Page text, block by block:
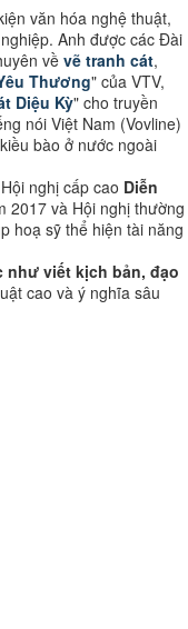
văn hóa nghệ thuật,
Anh được các Đài
về vẽ tranh cát,
Thương" của VTV,
Diệu Kỳ" cho truyền
nói Việt Nam (Vovline)
bào ở nước ngoài
nghị cấp cao Diễn
2017 và Hội nghị thường
hoạ sỹ thể hiện tài năng
như viết kịch bản, đạo
cao và ý nghĩa sâu